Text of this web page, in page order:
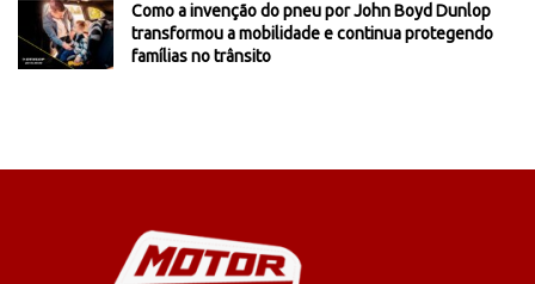
Como a invenção do pneu por John Boyd Dunlop
transformou a mobilidade e continua protegendo
famílias no trânsito